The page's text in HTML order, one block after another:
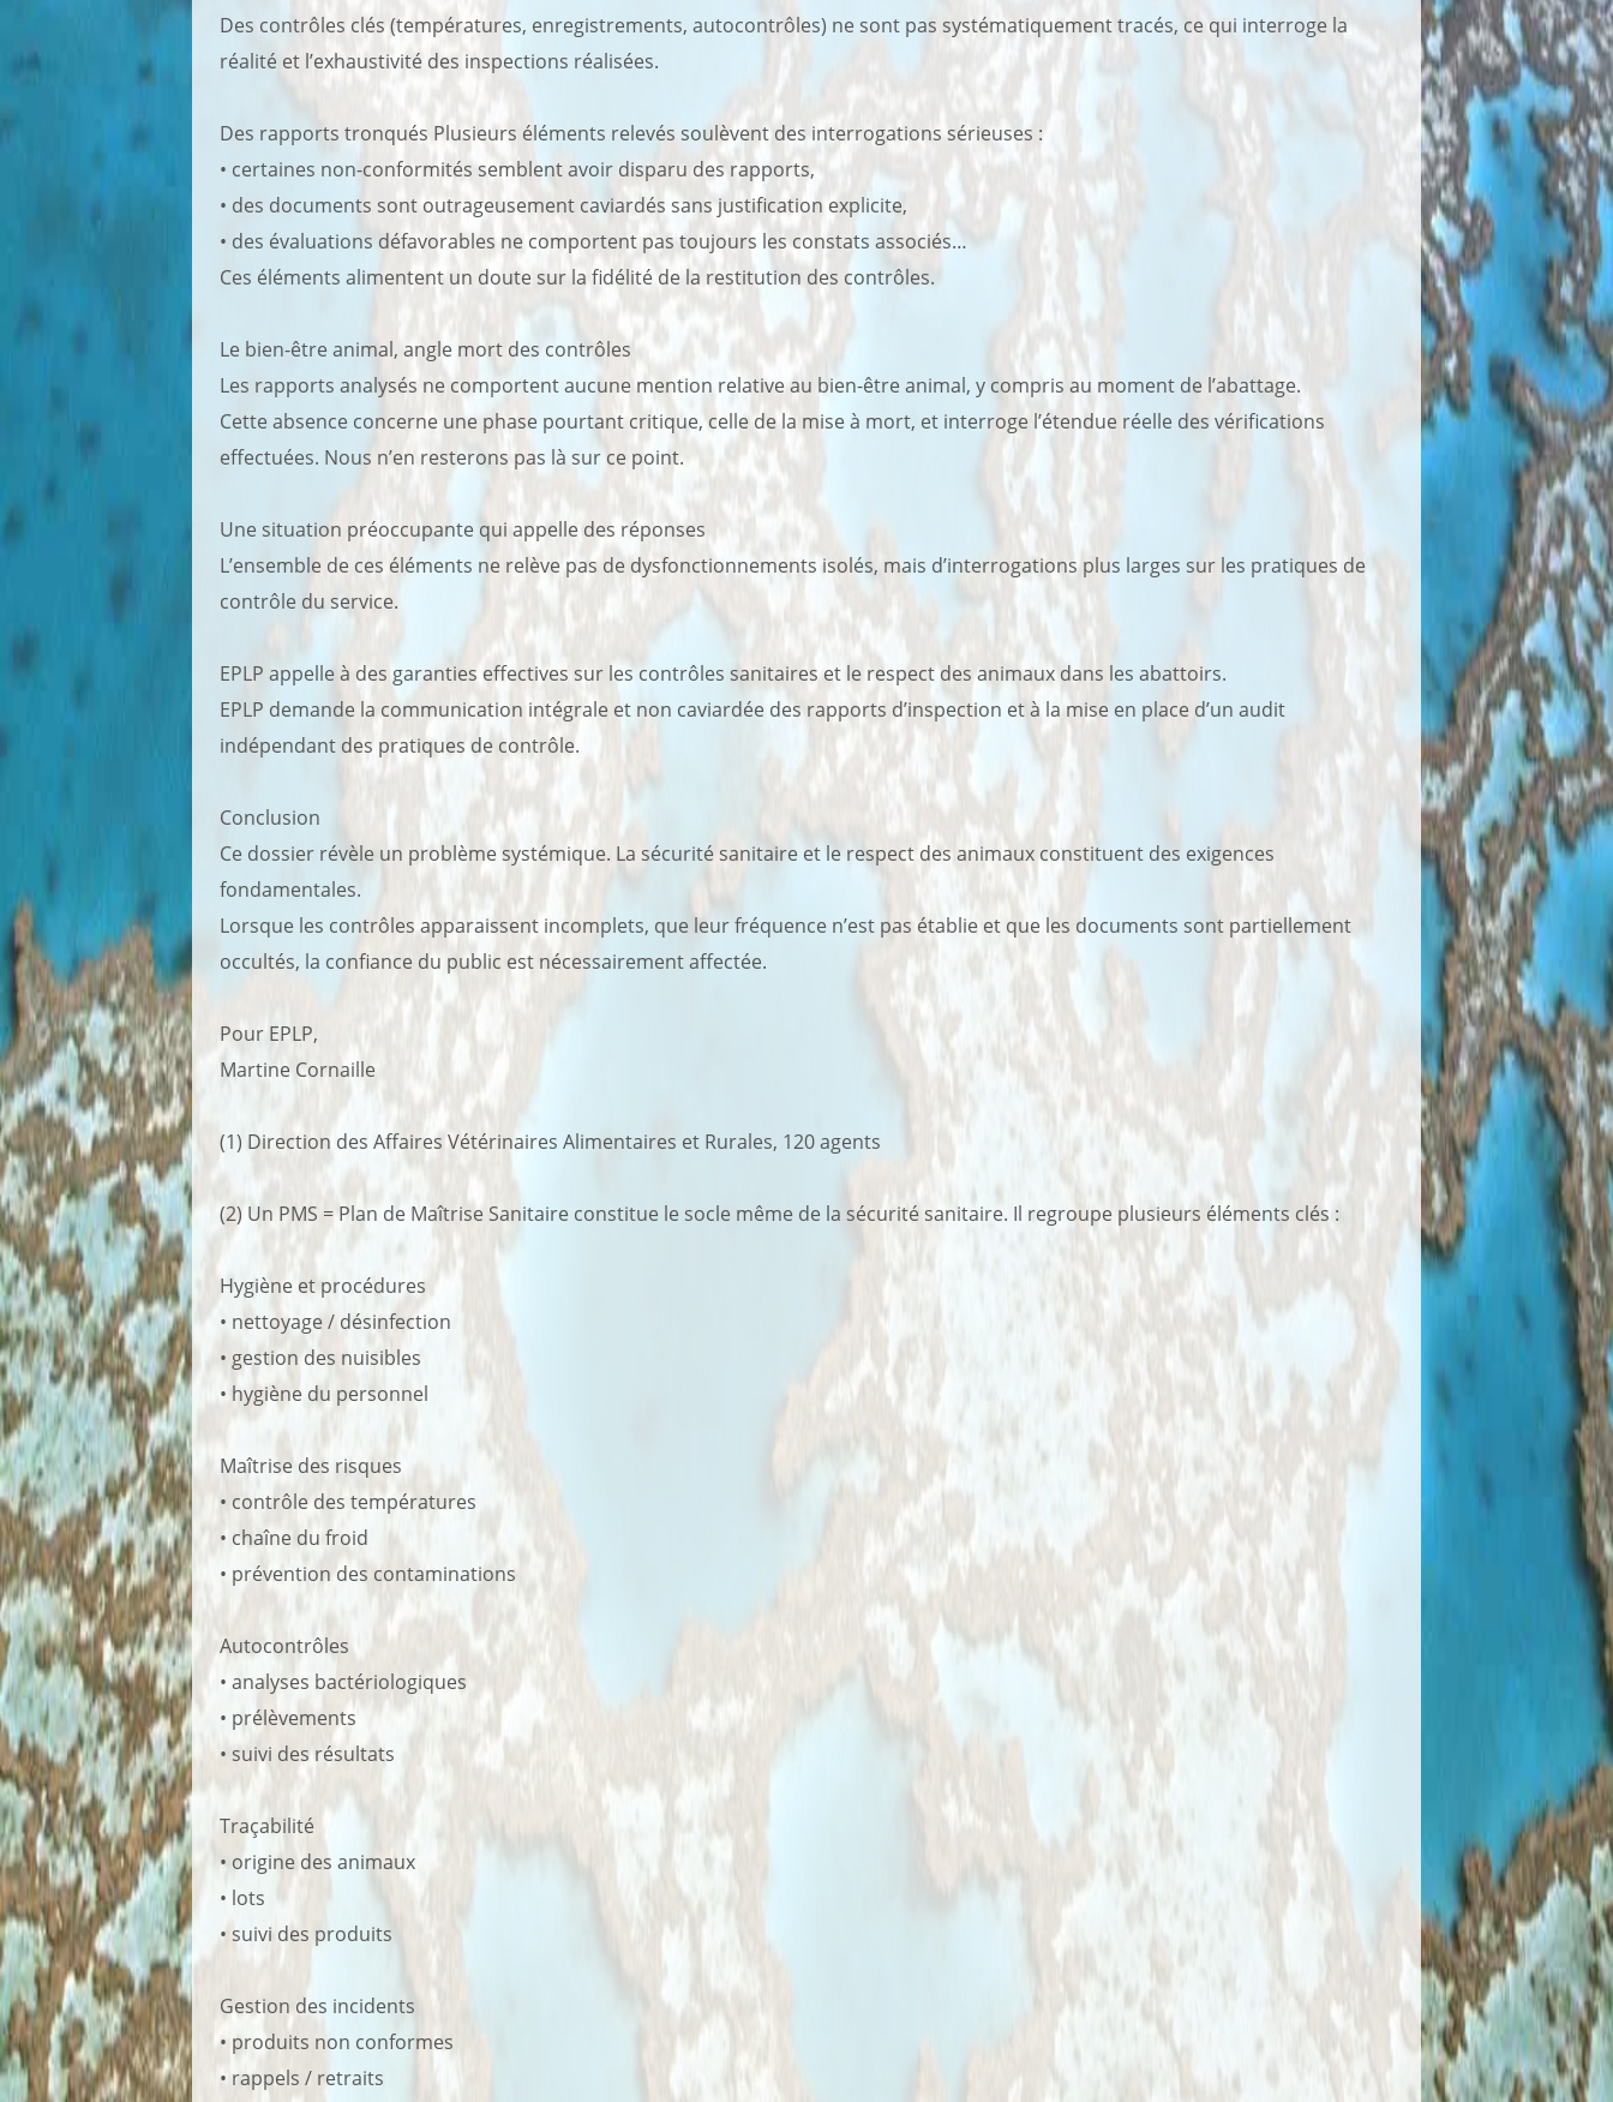
Des contrôles clés (températures, enregistrements, autocontrôles) ne sont pas systématiquement tracés, ce qui interroge la
réalité et l’exhaustivité des inspections réalisées.
Des rapports tronqués Plusieurs éléments relevés soulèvent des interrogations sérieuses :
• certaines non-conformités semblent avoir disparu des rapports,
• des documents sont outrageusement caviardés sans justification explicite,
• des évaluations défavorables ne comportent pas toujours les constats associés…
Ces éléments alimentent un doute sur la fidélité de la restitution des contrôles.
Le bien-être animal, angle mort des contrôles
Les rapports analysés ne comportent aucune mention relative au bien-être animal, y compris au moment de l’abattage.
Cette absence concerne une phase pourtant critique, celle de la mise à mort, et interroge l’étendue réelle des vérifications
effectuées. Nous n’en resterons pas là sur ce point.
Une situation préoccupante qui appelle des réponses
L’ensemble de ces éléments ne relève pas de dysfonctionnements isolés, mais d’interrogations plus larges sur les pratiques de
contrôle du service.
EPLP appelle à des garanties effectives sur les contrôles sanitaires et le respect des animaux dans les abattoirs.
EPLP demande la communication intégrale et non caviardée des rapports d’inspection et à la mise en place d’un audit
indépendant des pratiques de contrôle.
Conclusion
Ce dossier révèle un problème systémique. La sécurité sanitaire et le respect des animaux constituent des exigences
fondamentales.
Lorsque les contrôles apparaissent incomplets, que leur fréquence n’est pas établie et que les documents sont partiellement
occultés, la confiance du public est nécessairement affectée.
Pour EPLP,
Martine Cornaille
(1) Direction des Affaires Vétérinaires Alimentaires et Rurales, 120 agents
(2) Un PMS = Plan de Maîtrise Sanitaire constitue le socle même de la sécurité sanitaire. Il regroupe plusieurs éléments clés :
Hygiène et procédures
• nettoyage / désinfection
• gestion des nuisibles
• hygiène du personnel
Maîtrise des risques
• contrôle des températures
• chaîne du froid
• prévention des contaminations
Autocontrôles
• analyses bactériologiques
• prélèvements
• suivi des résultats
Traçabilité
• origine des animaux
• lots
• suivi des produits
Gestion des incidents
• produits non conformes
• rappels / retraits